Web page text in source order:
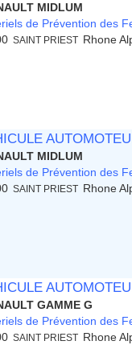
MIDLUM
de Prévention des
SAINT PRIEST Rhone
MIDLUM
de Prévention des
SAINT PRIEST Rhone
GAMME G
de Prévention des
SAINT PRIEST Rhone